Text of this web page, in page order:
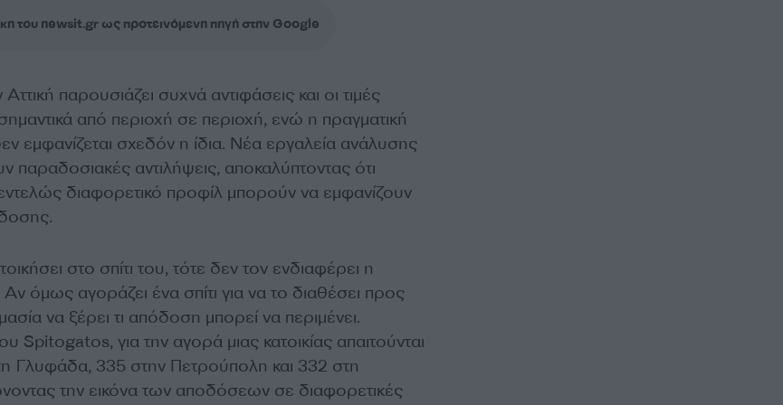
του newsit.gr ως προτεινόμενη πηγή στην Google
παρουσιάζει συχνά αντιφάσεις και οι τιμές
από περιοχή σε περιοχή, ενώ η πραγματική
εμφανίζεται σχεδόν η ίδια. Νέα εργαλεία ανάλυσης
παραδοσιακές αντιλήψεις, αποκαλύπτοντας ότι
διαφορετικό προφίλ μπορούν να εμφανίζουν
στο σπίτι του, τότε δεν τον ενδιαφέρει η
όμως αγοράζει ένα σπίτι για να το διαθέσει προς
να ξέρει τι απόδοση μπορεί να περιμένει.
Spitogatos, για την αγορά μιας κατοικίας απαιτούνται
Γλυφάδα, 335 στην Πετρούπολη και 332 στη
την εικόνα των αποδόσεων σε διαφορετικές